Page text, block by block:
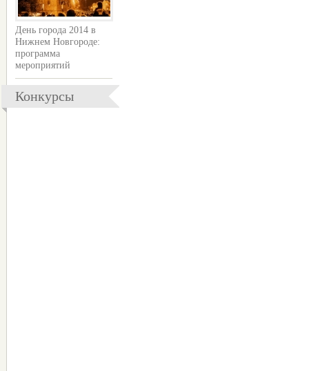
День города 2014 в
Нижнем Новгороде:
программа
мероприятий
Конкурсы